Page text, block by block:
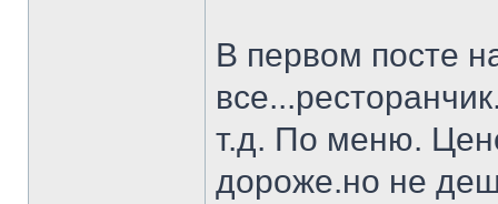
В первом посте
т.д. По меню.
дороже.но не